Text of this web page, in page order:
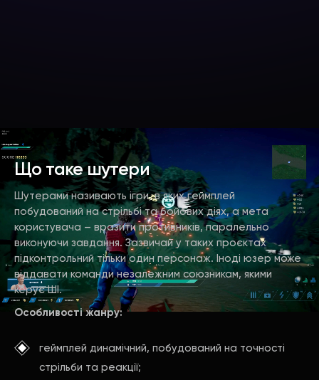
Що таке шутери
Шутерами називають ігри, в яких геймплей
побудований на стрільбі та бойових діях, а мета
користувача – вразити противників, паралельно
виконуючи завдання. Зазвичай у таких проєктах
підконтрольний тільки один персонаж. Іноді юзер може
віддавати команди незалежним союзникам, якими
керує ШІ.
Особливості жанру:
геймплей динамічний, побудований на точності
стрільби та реакції;